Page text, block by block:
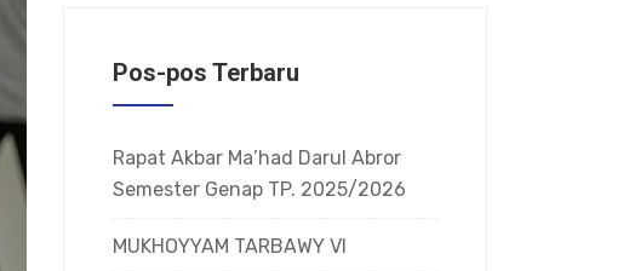
Pos-pos Terbaru
Rapat Akbar Ma’had Darul Abror
Semester Genap TP. 2025/2026
MUKHOYYAM TARBAWY VI